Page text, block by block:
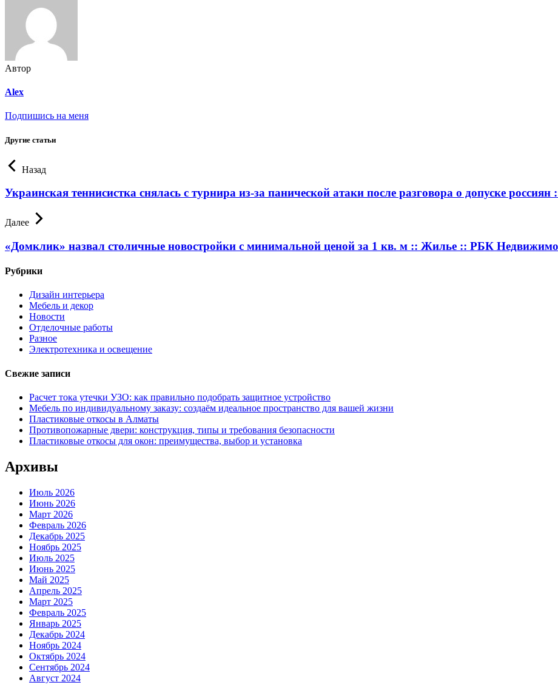
Автор
Alex
Подпишись на меня
Другие статьи
Назад
Украинская теннисистка снялась с турнира из-за панической атаки после разговора о допуске
Далее
«Домклик» назвал столичные новостройки с минимальной ценой за 1 кв. м :: Жилье :: РБК
Рубрики
Дизайн интерьера
Мебель и декор
Новости
Отделочные работы
Разное
Электротехника и освещение
Свежие записи
Расчет тока утечки УЗО: как правильно подобрать защитное устройство
Мебель по индивидуальному заказу: создаём идеальное пространство для вашей жизни
Пластиковые откосы в Алматы
Противопожарные двери: конструкция, типы и требования безопасности
Пластиковые откосы для окон: преимущества, выбор и установка
Архивы
Июль 2026
Июнь 2026
Март 2026
Февраль 2026
Декабрь 2025
Ноябрь 2025
Июль 2025
Июнь 2025
Май 2025
Апрель 2025
Март 2025
Февраль 2025
Январь 2025
Декабрь 2024
Ноябрь 2024
Октябрь 2024
Сентябрь 2024
Август 2024